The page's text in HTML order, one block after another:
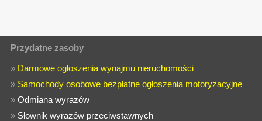
Przydatne zasoby
» Darmowe ogłoszenia wynajmu nieruchomości
» Samochody osobowe bezpłatne ogłoszenia motoryzacyjne
»Odmiana wyrazów
» Słownik wyrazów przeciwstawnych